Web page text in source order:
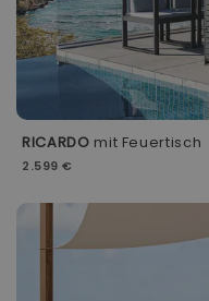
RICARDO mit Feuertisch
2.599 €